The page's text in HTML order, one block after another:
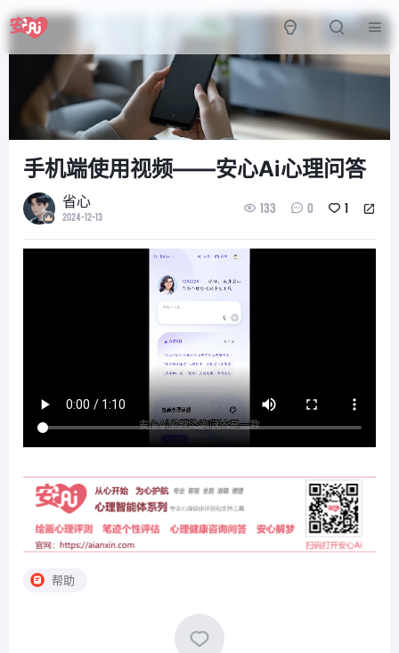
手机端使用视频——安心Ai心理问答
省心
2024-12-13
133 0 1
帮助